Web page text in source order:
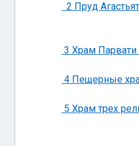
2 Пруд
3 Храм Парвати
4 Пещерные
5 Храм трех